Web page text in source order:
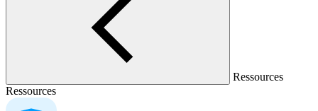
Ressources
Ressources